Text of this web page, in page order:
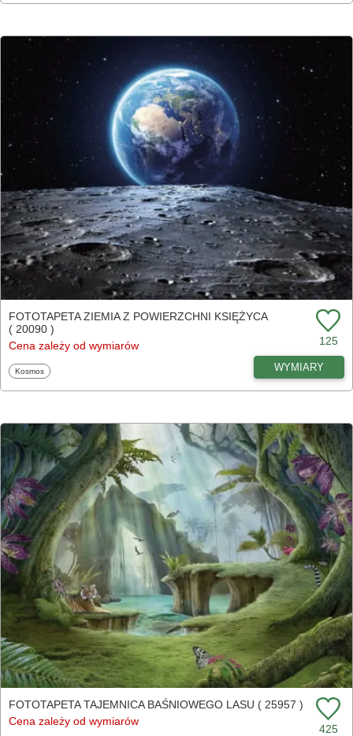
FOTOTAPETA ZIEMIA Z POWIERZCHNI KSIĘŻYCA
( 20090 )
Cena zależy od wymiarów
125
Fototapety
Kosmos WYMIARY
FOTOTAPETA TAJEMNICA BAŚNIOWEGO LASU ( 25957 )
Cena zależy od wymiarów
425